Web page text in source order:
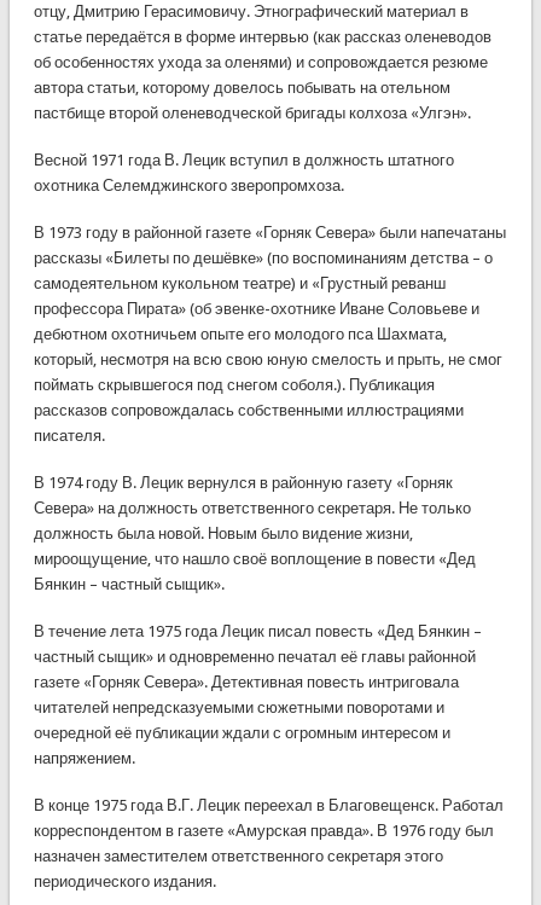
отцу, Дмитрию Герасимовичу. Этнографический материал в
статье передаётся в форме интервью (как рассказ оленеводов
об особенностях ухода за оленями) и сопровождается резюме
автора статьи, которому довелось побывать на отельном
пастбище второй оленеводческой бригады колхоза «Улгэн».
Весной 1971 года В. Лецик вступил в должность штатного
охотника Селемджинского зверопромхоза.
В 1973 году в районной газете «Горняк Севера» были напечатаны
рассказы «Билеты по дешёвке» (по воспоминаниям детства – о
самодеятельном кукольном театре) и «Грустный реванш
профессора Пирата» (об эвенке-охотнике Иване Соловьеве и
дебютном охотничьем опыте его молодого пса Шахмата,
который, несмотря на всю свою юную смелость и прыть, не смог
поймать скрывшегося под снегом соболя.). Публикация
рассказов сопровождалась собственными иллюстрациями
писателя.
В 1974 году В. Лецик вернулся в районную газету «Горняк
Севера» на должность ответственного секретаря. Не только
должность была новой. Новым было видение жизни,
мироощущение, что нашло своё воплощение в повести «Дед
Бянкин – частный сыщик».
В течение лета 1975 года Лецик писал повесть «Дед Бянкин –
частный сыщик» и одновременно печатал её главы районной
газете «Горняк Севера». Детективная повесть интриговала
читателей непредсказуемыми сюжетными поворотами и
очередной её публикации ждали с огромным интересом и
напряжением.
В конце 1975 года В.Г. Лецик переехал в Благовещенск. Работал
корреспондентом в газете «Амурская правда». В 1976 году был
назначен заместителем ответственного секретаря этого
периодического издания.